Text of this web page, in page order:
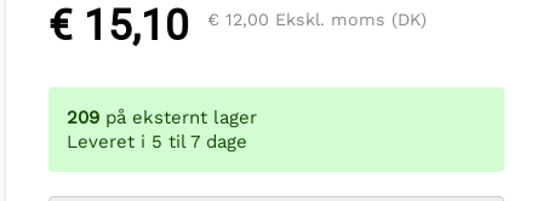
€ 15,10 € 12,00 Ekskl. moms (DK)
209 på eksternt lager
Leveret i 5 til 7 dage